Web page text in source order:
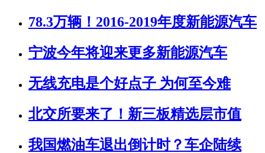
78.3万辆！2016-2019年度新能源汽车
宁波今年将迎来更多新能源汽车
无线充电是个好点子 为何至今难
北交所要来了！新三板精选层市值
我国燃油车退出倒计时？车企陆续